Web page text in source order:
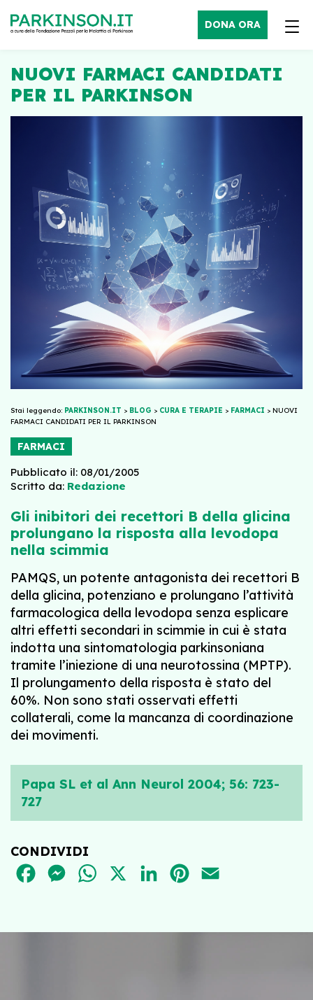
DONA ORA
NUOVI FARMACI CANDIDATI
PER IL PARKINSON
Stai leggendo: PARKINSON.IT > BLOG > CURA E TERAPIE > FARMACI > NUOVI
FARMACI CANDIDATI PER IL PARKINSON
FARMACI
Pubblicato il: 08/01/2005
Scritto da: Redazione
Gli inibitori dei recettori B della glicina
prolungano la risposta alla levodopa
nella scimmia
PAMQS, un potente antagonista dei recettori B
della glicina, potenziano e prolungano l’attività
farmacologica della levodopa senza esplicare
altri effetti secondari in scimmie in cui è stata
indotta una sintomatologia parkinsoniana
tramite l’iniezione di una neurotossina (MPTP).
Il prolungamento della risposta è stato del
60%. Non sono stati osservati effetti
collaterali, come la mancanza di coordinazione
dei movimenti.
Papa SL et al Ann Neurol 2004; 56: 723-
727
CONDIVIDI
FACEBOOKMESSENGER
WHATSAPPLINKEDINPINTEREST